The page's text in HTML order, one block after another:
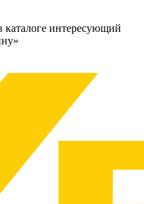
каталоге интересующий